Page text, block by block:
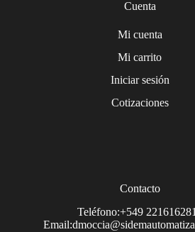
Cuenta
Mi cuenta
Mi carrito
Iniciar sesión
Cotizaciones
Contacto
Teléfono:+549